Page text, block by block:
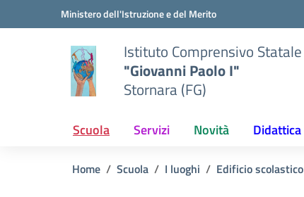
Vai ai contenuti
Vai al menu di navigazioneMinistero dell'Istruzione e del Merito
Istituto Comprensivo Statale
"Giovanni Paolo I"
Stornara (FG)
Scuola Servizi Novità Didattica
Home Scuola I luoghi Edificio scolastico